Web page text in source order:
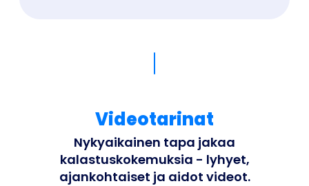
Videotarinat
Nykyaikainen tapa jakaa
kalastuskokemuksia - lyhyet,
ajankohtaiset ja aidot videot.